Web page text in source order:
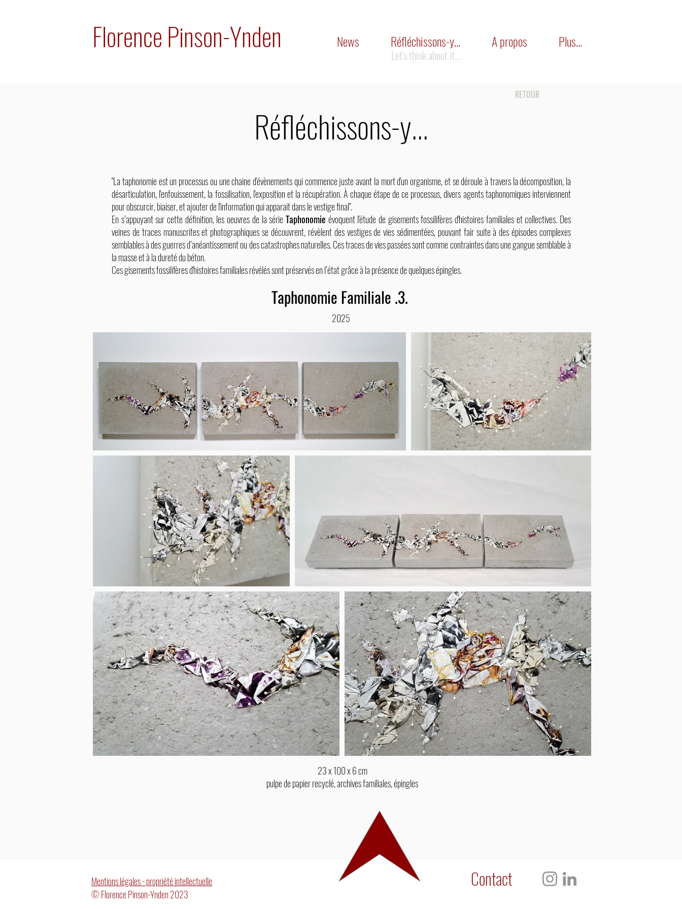
Florence Pinson-Ynden News Réfléchissons-y... A propos Plus...
Let's think about it...
Réfléchissons-y...
RETOUR
"La taphonomie est un processus ou une chaine d'évènements qui commence juste avant la mort d'un organisme, et se déroule à travers la décomposition, la
désarticulation, l'enfouissement, la fossilisation, l'exposition et la récupération. À chaque étape de ce processus, divers agents taphonomiques interviennent
pour obscurcir, biaiser, et ajouter de l'information qui apparait dans le vestige final".
En s’appuyant sur cette définition, les oeuvres de la série Taphonomie évoquent l'étude de gisements fossilifères d'histoires familiales et collectives. Des
veines de traces manuscrites et photographiques se découvrent, révèlent des vestiges de vies sédimentées, pouvant fair suite à des épisodes complexes
semblables à des guerres d’anéantissement ou des catastrophes naturelles. Ces traces de vies passées sont comme contraintes dans une gangue semblable à
la masse et à la dureté du béton.
Ces gisements fossilifères d'histoires familiales révélés sont préservés en l’état grâce à la présence de quelques épingles.
Taphonomie Familiale .3.
2025
23 x 100 x 6 cm
pulpe de papier recyclé, archives familiales, épingles
Mentions légales - propriété intellectuelle
© Florence Pinson-Ynden 2023
Contact